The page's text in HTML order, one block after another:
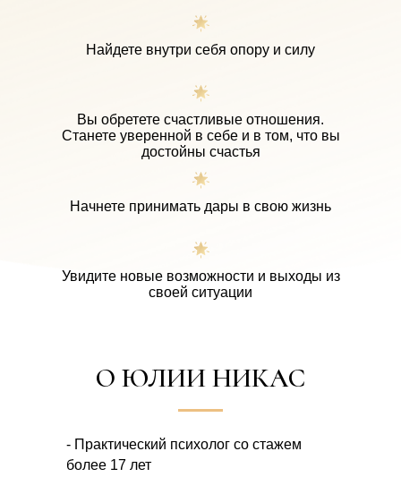
Вы обретете счастливые отношения.
Станете уверенной в себе и в том, что вы
достойны счастья
Начнете принимать дары в свою жизнь
Найдете внутри себя опору и силу
Увидите новые возможности и выходы из
своей ситуации
О ЮЛИИ НИКАС
- Практический психолог со стажем
более 17 лет